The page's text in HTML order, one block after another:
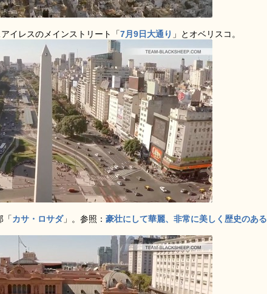
イレスのメインストリート「7月9日大通り 」とオベリスコ。
「カサ・ロサダ」。参照： 豪壮にして華麗、非常に美しく歴史のある